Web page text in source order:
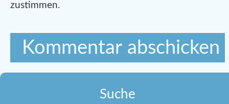
zustimmen.
Suche